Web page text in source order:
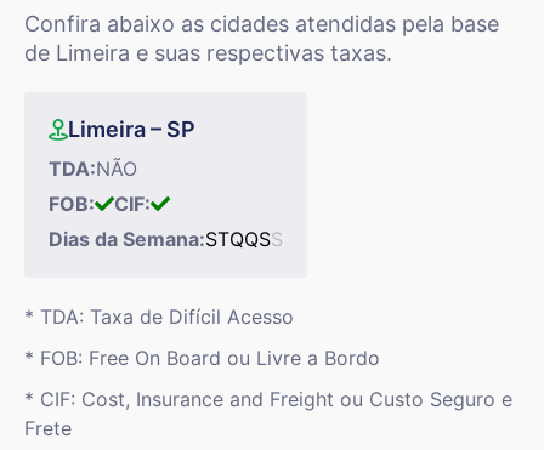
Confira abaixo as cidades atendidas pela base
de Limeira e suas respectivas taxas.
Limeira – SP
TDA:NÃO
FOB:
CIF:
Dias da Semana:STQQSS
* TDA: Taxa de Difícil Acesso
* FOB: Free On Board ou Livre a Bordo
* CIF: Cost, Insurance and Freight ou Custo Seguro e
Frete